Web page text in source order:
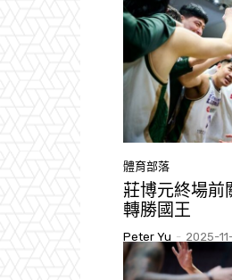
體育部落
莊博元終場前
轉勝國王
Peter Yu - 2025-